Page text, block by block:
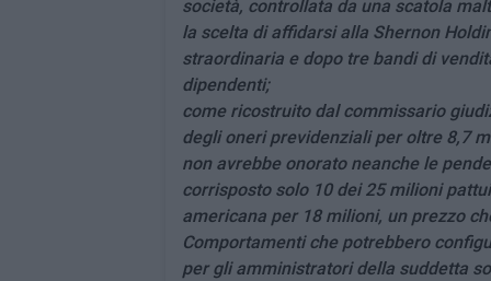
società, controllata da una scatola
la scelta di affidarsi alla Shernon
straordinaria e dopo tre bandi di
dipendenti;
come ricostruito dal commissario
degli oneri previdenziali per oltre 8,7
non avrebbe onorato neanche le
corrisposto solo 10 dei 25 milioni
americana per 18 milioni, un prezzo
Comportamenti che potrebbero
per gli amministratori della suddetta